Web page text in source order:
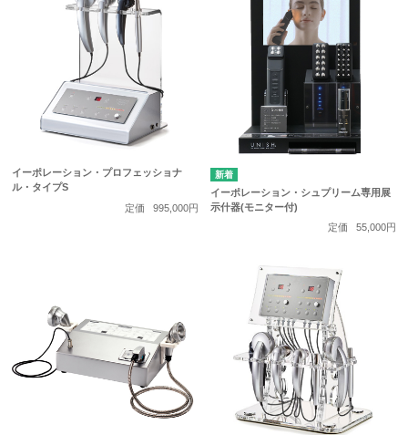
イーポレーション・プロフェッショナ
ル・タイプS
定価
995,000円
イーポレーション・シュプリーム専用展
示什器(モニター付)
定価
55,000円